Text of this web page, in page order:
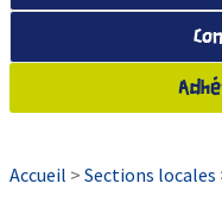
Accueil > Sections locales